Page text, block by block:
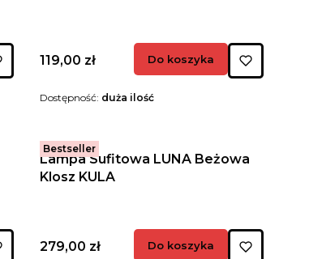
Cena
119,00 zł Do koszyka
Dostępność: duża ilość
Bestseller
Lampa Sufitowa LUNA Beżowa
Klosz KULA
Cena
279,00 zł Do koszyka